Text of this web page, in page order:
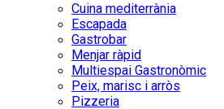
Cuina mediterrània
Escapada
Gastrobar
Menjar ràpid
Multiespai Gastronòmic
Peix, marisc i arròs
Pizzeria